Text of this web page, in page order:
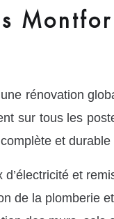
rénovation
sur tous les
et
d’électricité et
de la plomberie